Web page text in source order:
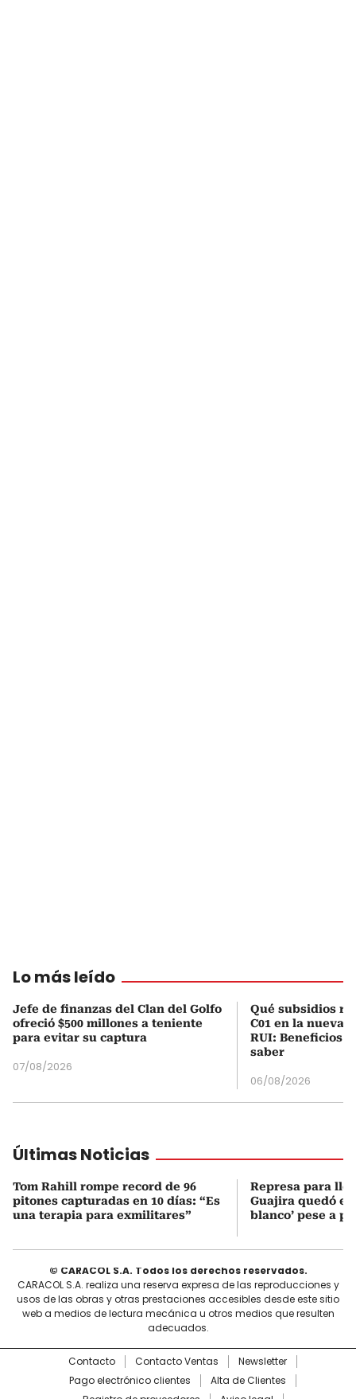
Lo más leído
Jefe de finanzas del Clan del Golfo
ofreció $500 millones a teniente
para evitar su captura
07/08/2026
Qué subsidios
C01 en la nueva
RUI: Beneficios
saber
06/08/2026
Últimas Noticias
Tom Rahill rompe record de 96
pitones capturadas en 10 días: “Es
una terapia para exmilitares”
Represa para
Guajira quedó en
blanco’ pese a
© CARACOL S.A. Todos los derechos reservados.
CARACOL S.A. realiza una reserva expresa de las reproducciones y
usos de las obras y otras prestaciones accesibles desde este sitio
web a medios de lectura mecánica u otros medios que resulten
adecuados.
Contacto Contacto Ventas
Newsletter
Pago electrónico clientes
Alta de Clientes